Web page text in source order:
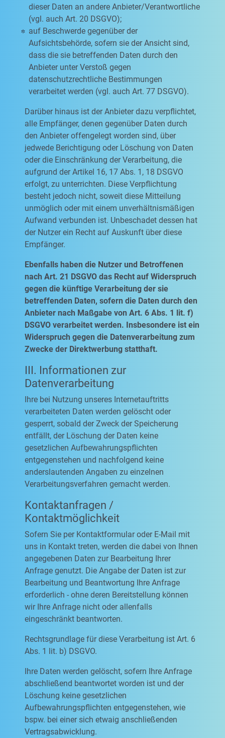
dieser Daten an andere Anbieter/Verantwortliche
(vgl. auch Art. 20 DSGVO);
auf Beschwerde gegenüber der
Aufsichtsbehörde, sofern sie der Ansicht sind,
dass die sie betreffenden Daten durch den
Anbieter unter Verstoß gegen
datenschutzrechtliche Bestimmungen
verarbeitet werden (vgl. auch Art. 77 DSGVO).
Darüber hinaus ist der Anbieter dazu verpflichtet,
alle Empfänger, denen gegenüber Daten durch
den Anbieter offengelegt worden sind, über
jedwede Berichtigung oder Löschung von Daten
oder die Einschränkung der Verarbeitung, die
aufgrund der Artikel 16, 17 Abs. 1, 18 DSGVO
erfolgt, zu unterrichten. Diese Verpflichtung
besteht jedoch nicht, soweit diese Mitteilung
unmöglich oder mit einem unverhältnismäßigen
Aufwand verbunden ist. Unbeschadet dessen hat
der Nutzer ein Recht auf Auskunft über diese
Empfänger.
Ebenfalls haben die Nutzer und Betroffenen
nach Art. 21 DSGVO das Recht auf Widerspruch
gegen die künftige Verarbeitung der sie
betreffenden Daten, sofern die Daten durch den
Anbieter nach Maßgabe von Art. 6 Abs. 1 lit. f)
DSGVO verarbeitet werden. Insbesondere ist ein
Widerspruch gegen die Datenverarbeitung zum
Zwecke der Direktwerbung statthaft.
III. Informationen zur
Datenverarbeitung
Ihre bei Nutzung unseres Internetauftritts
verarbeiteten Daten werden gelöscht oder
gesperrt, sobald der Zweck der Speicherung
entfällt, der Löschung der Daten keine
gesetzlichen Aufbewahrungspflichten
entgegenstehen und nachfolgend keine
anderslautenden Angaben zu einzelnen
Verarbeitungsverfahren gemacht werden.
Kontaktanfragen /
Kontaktmöglichkeit
Sofern Sie per Kontaktformular oder E-Mail mit
uns in Kontakt treten, werden die dabei von Ihnen
angegebenen Daten zur Bearbeitung Ihrer
Anfrage genutzt. Die Angabe der Daten ist zur
Bearbeitung und Beantwortung Ihre Anfrage
erforderlich - ohne deren Bereitstellung können
wir Ihre Anfrage nicht oder allenfalls
eingeschränkt beantworten.
Rechtsgrundlage für diese Verarbeitung ist Art. 6
Abs. 1 lit. b) DSGVO.
Ihre Daten werden gelöscht, sofern Ihre Anfrage
abschließend beantwortet worden ist und der
Löschung keine gesetzlichen
Aufbewahrungspflichten entgegenstehen, wie
bspw. bei einer sich etwaig anschließenden
Vertragsabwicklung.